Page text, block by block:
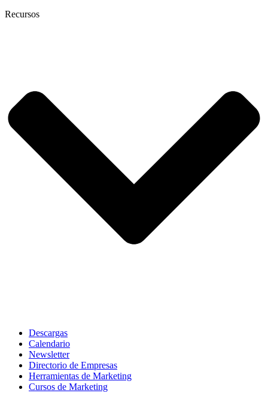
Recursos
Descargas
Calendario
Newsletter
Directorio de Empresas
Herramientas de Marketing
Cursos de Marketing